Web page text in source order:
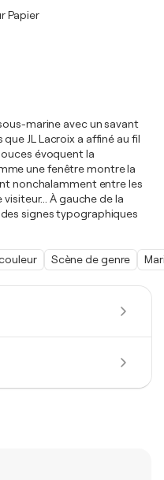
Papier
marine avec un savant
JL Lacroix a affiné au fil
évoquent la
une fenêtre montre la
nonchalamment entre les
À gauche de la
signes typographiques
Scène de genre